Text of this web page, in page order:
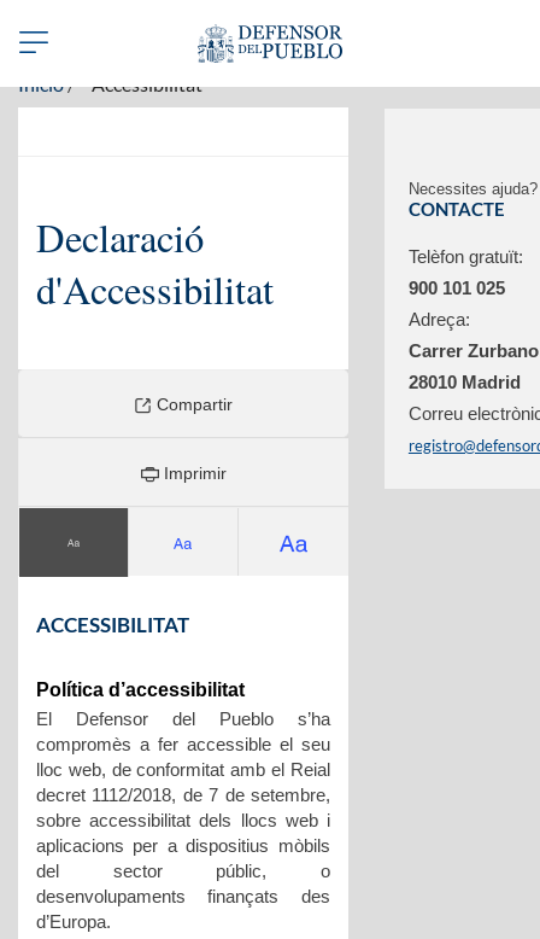
Abrir/Cerrar
navegación
Inicio Accessibilitat
Declaració
d'Accessibilitat
Compartir
Imprimir
ACCESSIBILITAT
Política d’accessibilitat
El Defensor del Pueblo s’ha
compromès a fer accessible el seu
lloc web, de conformitat amb el Reial
decret 1112/2018, de 7 de setembre,
sobre accessibilitat dels llocs web i
aplicacions per a dispositius mòbils
del sector públic, o
desenvolupaments finançats des
d’Europa.
Necessites ajuda?
CONTACTE
Telèfon gratuït:
900 101 025
Adreça:
Carrer
28010 Madrid
Correu